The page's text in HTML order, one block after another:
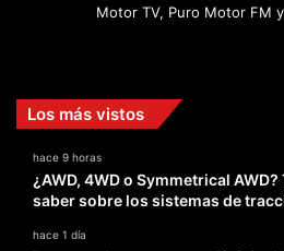
Motor TV, Puro Motor FM
Los más vistos
hace 9 horas
¿AWD, 4WD o Symmetrical
saber sobre los sistemas de
hace 1 día